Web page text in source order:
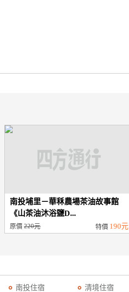
南投埔里－華秝農場茶油故事館
《山茶油沐浴鹽D...
原價220元 特價 190元
南投住宿 清境住宿